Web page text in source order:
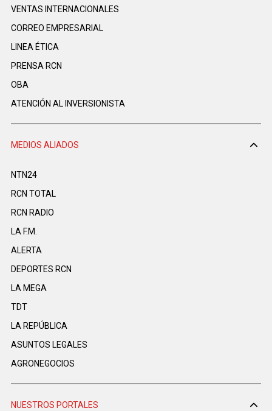
VENTAS INTERNACIONALES
CORREO EMPRESARIAL
LINEA ÉTICA
PRENSA RCN
OBA
ATENCIÓN AL INVERSIONISTA
MEDIOS ALIADOS
NTN24
RCN TOTAL
RCN RADIO
LA F.M.
ALERTA
DEPORTES RCN
LA MEGA
TDT
LA REPÚBLICA
ASUNTOS LEGALES
AGRONEGOCIOS
NUESTROS PORTALES